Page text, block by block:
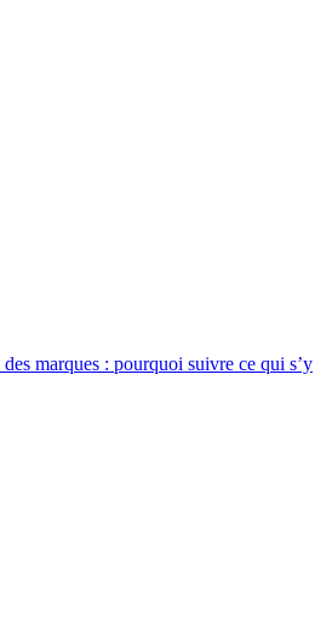
marques : pourquoi suivre ce qui s’y